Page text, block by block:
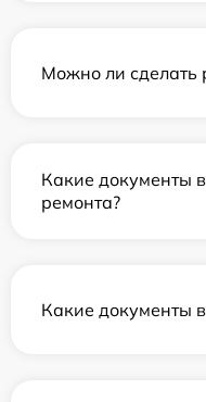
Можно ли сделать
Какие документы
ремонта?
Какие документы